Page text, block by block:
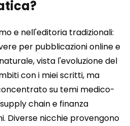
e nell'editoria tradizionali:
per pubblicazioni online e
vista l'evoluzione del
con i miei scritti, ma
su temi medico-
chain e finanza
Diverse nicchie provengono